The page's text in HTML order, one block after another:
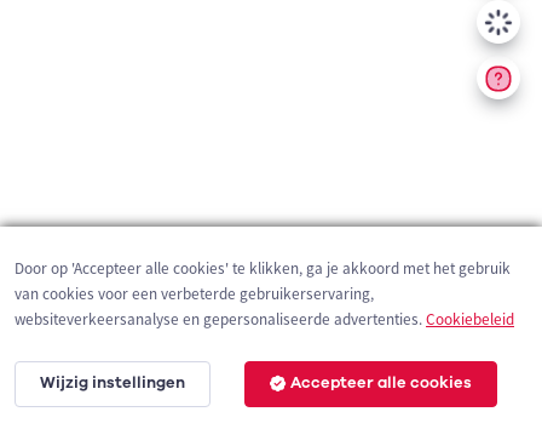
200 m
Door op 'Accepteer alle cookies' te klikken, ga je akkoord met het gebruik
van cookies voor een verbeterde gebruikerservaring,
websiteverkeersanalyse en gepersonaliseerde advertenties.Cookiebeleid
Wijzig instellingen Accepteer alle cookies